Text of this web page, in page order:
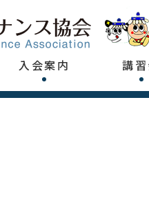
入会案内 講